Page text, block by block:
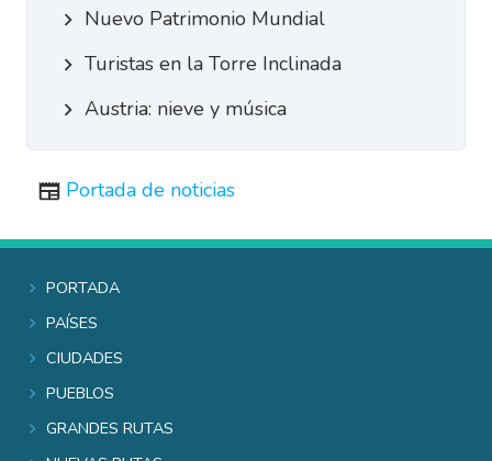
Nuevo Patrimonio Mundial
Turistas en la Torre Inclinada
Austria: nieve y música
Portada de noticias
Portada
Países
Ciudades
Pueblos
Grandes rutas